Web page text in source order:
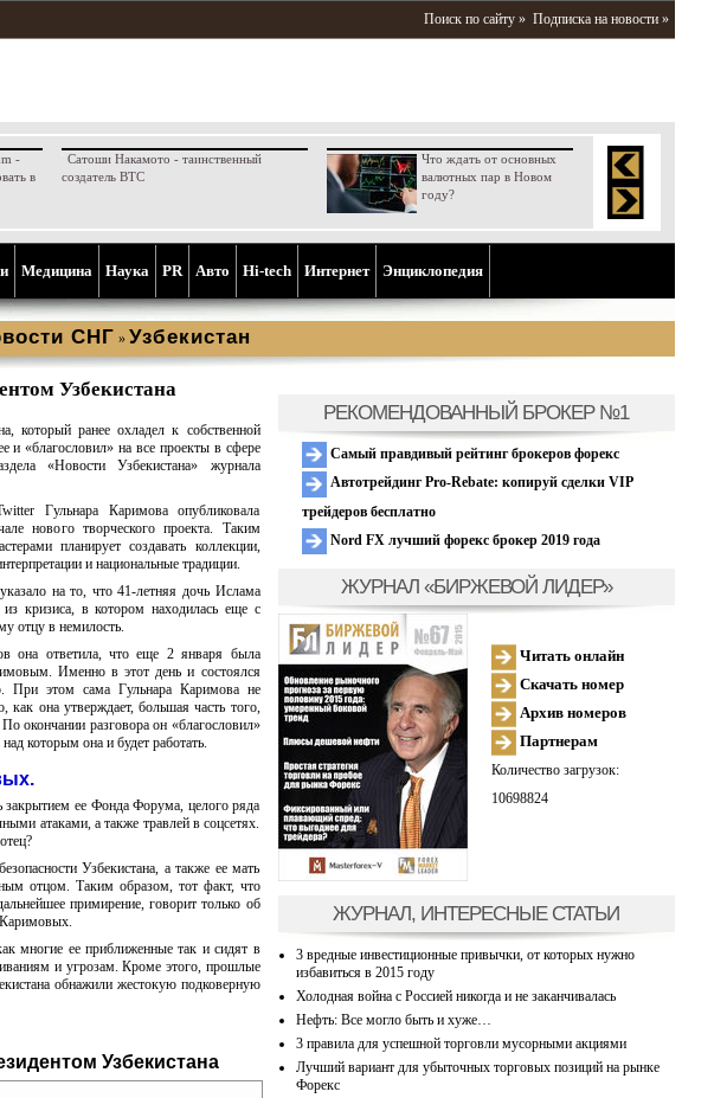
Поиск по сайту » Подписка на новости »
-
в
Сатоши Накамото - таинственный
создатель BTC
Что ждать от основных
валютных пар в Новом
году?
Медицина Наука PR Aвто Hi-tech Интернет Энциклопедия
СНГ » Узбекистан
Узбекистана
который ранее охладел к собственной
и «благословил» на все проекты в сфере
«Новости Узбекистана» журнала
Гульнара Каримова опубликовала
нового творческого проекта. Таким
планирует создавать коллекции,
и национальные традиции.
на то, что 41-летняя дочь Ислама
кризиса, в котором находилась еще с
отцу в немилость.
она ответила, что еще 2 января была
Именно в этот день и состоялся
При этом сама Гульнара Каримова не
как она утверждает, большая часть того,
окончании разговора он «благословил»
которым она и будет работать.
закрытием ее Фонда Форума, целого ряда
атаками, а также травлей в соцсетях.
Узбекистана, а также ее мать
отцом. Таким образом, тот факт, что
примирение, говорит только об
Каримовых.
многие ее приближенные так и сидят в
и угрозам. Кроме этого, прошлые
обнажили жестокую подковерную
Узбекистана
РЕКОМЕНДОВАННЫЙ БРОКЕР №1
Самый правдивый рейтинг брокеров форекс
Автотрейдинг Pro-Rebate: копируй сделки VIP
трейдеров бесплатно
Nord FX лучший форекс брокер 2019 года
ЖУРНАЛ «БИРЖЕВОЙ ЛИДЕР»
Читать онлайн
Скачать номер
Архив номеров
Партнерам
Количество загрузок:
10698824
ЖУРНАЛ, ИНТЕРЕСНЫЕ СТАТЬИ
3 вредные инвестиционные привычки, от которых нужно
избавиться в 2015 году
Холодная война с Россией никогда и не заканчивалась
Нефть: Все могло быть и хуже…
3 правила для успешной торговли мусорными акциями
Лучший вариант для убыточных торговых позиций на рынке
Форекс